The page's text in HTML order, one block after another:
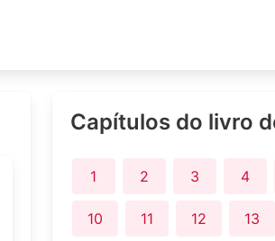
Capítulos do livro
1 2 3 4
10 11 12 13